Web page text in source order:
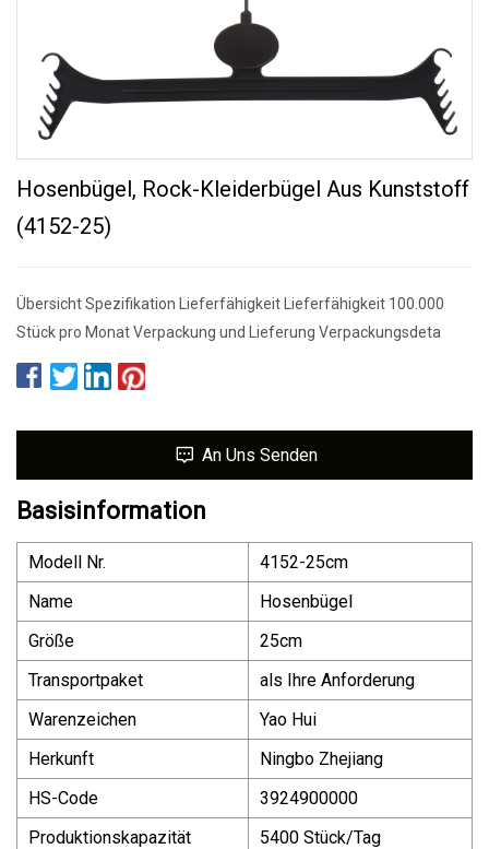
Hosenbügel, Rock-Kleiderbügel Aus Kunststoff
(4152-25)
Übersicht Spezifikation Lieferfähigkeit Lieferfähigkeit 100.000
Stück pro Monat Verpackung und Lieferung Verpackungsdeta
An Uns Senden
Basisinformation
Modell Nr.
4152-25cm
Name
Hosenbügel
Größe
25cm
Transportpaket
als Ihre Anforderung
Warenzeichen
Yao Hui
Herkunft
Ningbo Zhejiang
HS-Code
3924900000
Produktionskapazität
5400 Stück/Tag